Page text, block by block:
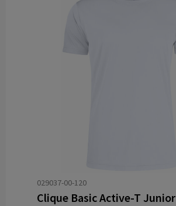
029037-00-120
Clique Basic Active-T Junior